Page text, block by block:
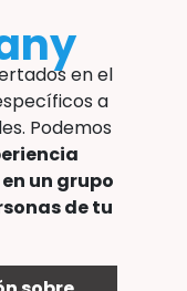
en el
a
Podemos
un grupo
de tu